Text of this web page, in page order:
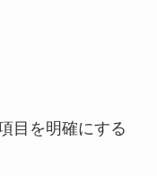
目を明確にする